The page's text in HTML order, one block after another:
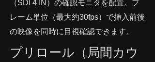
（SDI 4 IN）の確認モニタを配置。フ
レーム単位（最大約30fps）で挿入前後
の映像を同時に目視確認できます。
プリロール（局間カウ